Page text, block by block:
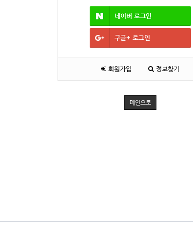
네이버 로그인
구글+ 로그인
회원가입 정보찾기
메인으로